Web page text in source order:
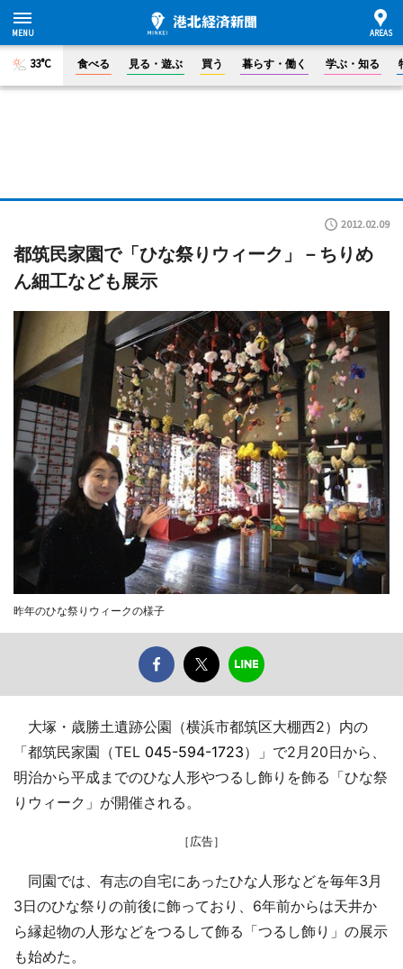
33°C 食べる 見る・遊ぶ 買う 暮らす・働く 学ぶ・知る
2012.02.09
都筑民家園で「ひな祭りウィーク」－ちりめ
ん細工なども展示
昨年のひな祭りウィークの様子
大塚・歳勝土遺跡公園（横浜市都筑区大棚西2）内の
「都筑民家園（TEL 045-594-1723）」で2月20日から、
明治から平成までのひな人形やつるし飾りを飾る「ひな祭
りウィーク」が開催される。
［広告］
同園では、有志の自宅にあったひな人形などを毎年3月
3日のひな祭りの前後に飾っており、6年前からは天井か
ら縁起物の人形などをつるして飾る「つるし飾り」の展示
も始めた。